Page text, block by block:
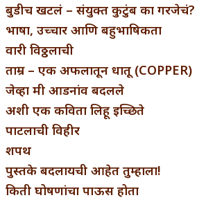
बुडीच खटलं – संयुक्त कुटुंब का गरजेचं?
भाषा, उच्चार आणि बहुभाषिकता
वारी विठ्ठलाची
ताम्र – एक अफलातून धातू (COPPER)
जेव्हा मी आडनांव बदलले
अशी एक कविता लिहू इच्छिते
पाटलाची विहीर
शपथ
पुस्तके बदलायची आहेत तुम्हाला!
किती घोषणांचा पाऊस होता